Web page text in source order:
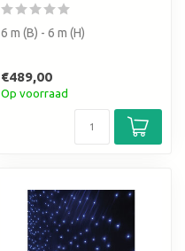
6 m (B) - 6 m (H)
€489,00
Op voorraad